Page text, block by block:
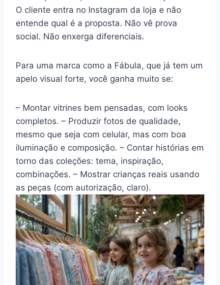
O cliente entra no Instagram da loja e não
entende qual é a proposta. Não vê prova
social. Não enxerga diferenciais.
Para uma marca como a Fábula, que já tem um
apelo visual forte, você ganha muito se:
– Montar vitrines bem pensadas, com looks
completos. – Produzir fotos de qualidade,
mesmo que seja com celular, mas com boa
iluminação e composição. – Contar histórias em
torno das coleções: tema, inspiração,
combinações. – Mostrar crianças reais usando
as peças (com autorização, claro).